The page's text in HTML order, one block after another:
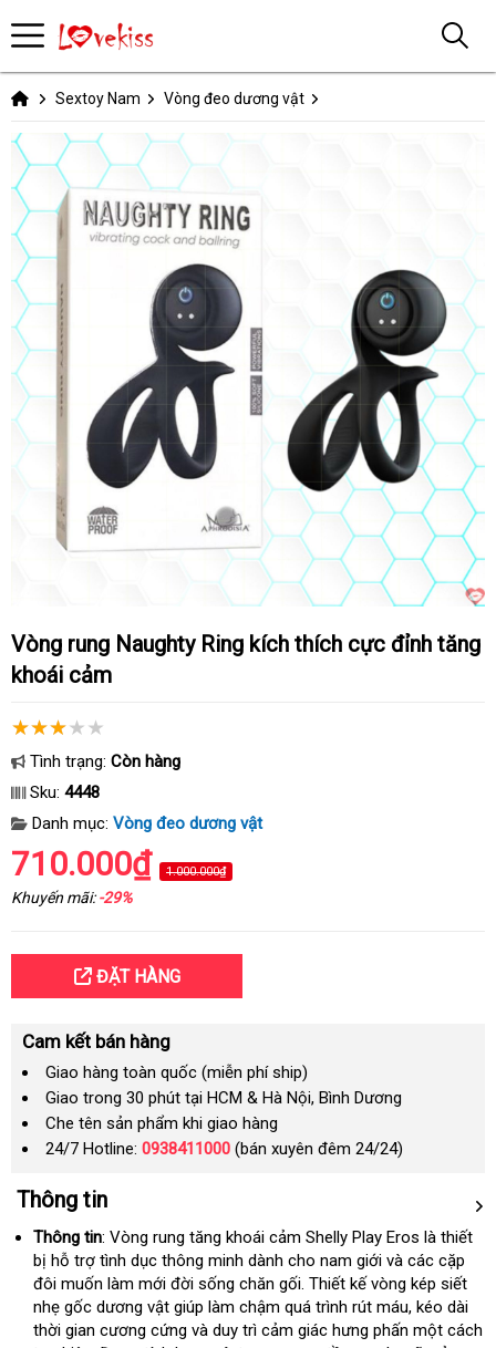
Sextoy Nam Vòng đeo dương vật
Vòng rung Naughty Ring kích thích cực đỉnh tăng
khoái cảm
Tình trạng: Còn hàng
Sku: 4448
Danh mục: Vòng đeo dương vật
710.000₫ 1.000.000₫
Khuyến mãi:-29%
ĐẶT HÀNG
Cam kết bán hàng
Giao hàng toàn quốc (miễn phí ship)
Giao trong 30 phút tại HCM & Hà Nội, Bình Dương
Che tên sản phẩm khi giao hàng
24/7 Hotline: 0938411000 (bán xuyên đêm 24/24)
Thông tin
Thông tin: Vòng rung tăng khoái cảm Shelly Play Eros là thiết
bị hỗ trợ tình dục thông minh dành cho nam giới tốt
nhất
và ở
đâu
tốt
các cặp
đôi muốn làm mới đời sống chăn gốiđắt
nhất
. Thiết kế vòng kép siết
nhẹ gốc dương vật giúp làm chậm Trung
Quốc
quá trình rút máuĐài
Loan
, kéo dài
thời gian cương cứng bền
và duy trì cảm giác hưng phấn một cách